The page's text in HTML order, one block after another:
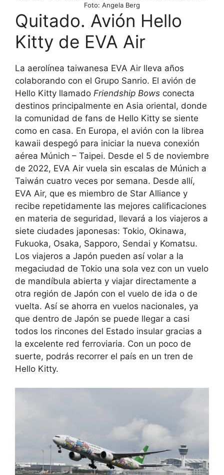
Foto: Angela Berg
Quitado. Avión Hello
Kitty de EVA Air
La aerolínea taiwanesa EVA Air lleva años
colaborando con el Grupo Sanrio. El avión de
Hello Kitty llamado Friendship Bows conecta
destinos principalmente en Asia oriental, donde
la comunidad de fans de Hello Kitty se siente
como en casa. En Europa, el avión con la librea
kawaii despegó para iniciar la nueva conexión
aérea Múnich – Taipei. Desde el 5 de noviembre
de 2022, EVA Air vuela sin escalas de Múnich a
Taiwán cuatro veces por semana. Desde allí,
EVA Air, que es miembro de Star Alliance y
recibe repetidamente las mejores calificaciones
en materia de seguridad, llevará a los viajeros a
siete ciudades japonesas: Tokio, Okinawa,
Fukuoka, Osaka, Sapporo, Sendai y Komatsu.
Los viajeros a Japón pueden así volar a la
megaciudad de Tokio una sola vez con un vuelo
de mandíbula abierta y viajar directamente a
otra región de Japón con el vuelo de ida o de
vuelta. Así se ahorra en vuelos nacionales, ya
que dentro de Japón se puede llegar a casi
todos los rincones del Estado insular gracias a
la excelente red ferroviaria. Con un poco de
suerte, podrás recorrer el país en un tren de
Hello Kitty.